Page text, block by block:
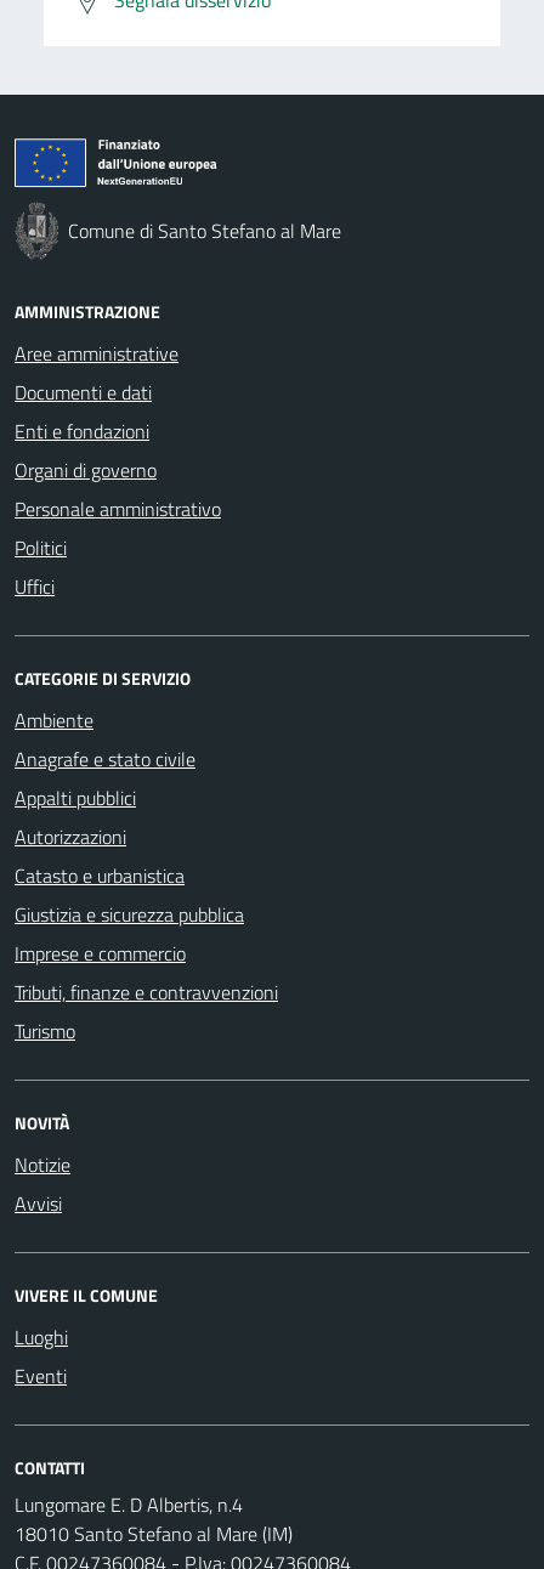
Comune di Santo Stefano al Mare
AMMINISTRAZIONE
Aree amministrative
Documenti e dati
Enti e fondazioni
Organi di governo
Personale amministrativo
Politici
Uffici
CATEGORIE DI SERVIZIO
Ambiente
Anagrafe e stato civile
Appalti pubblici
Autorizzazioni
Catasto e urbanistica
Giustizia e sicurezza pubblica
Imprese e commercio
Tributi, finanze e contravvenzioni
Turismo
NOVITÀ
Notizie
Avvisi
VIVERE IL COMUNE
Luoghi
Eventi
CONTATTI
Lungomare E. D Albertis, n.4
18010 Santo Stefano al Mare (IM)
C.F. 00247360084 - P.Iva: 00247360084